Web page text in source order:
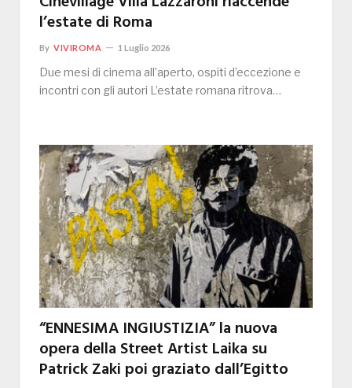
l’estate di Roma
By VIVIROMA 1 Luglio 2026
Due mesi di cinema all’aperto, ospiti d’eccezione e
incontri con gli autori L’estate romana ritrova…
“ENNESIMA INGIUSTIZIA” la nuova
opera della Street Artist Laika su
Patrick Zaki poi graziato dall’Egitto